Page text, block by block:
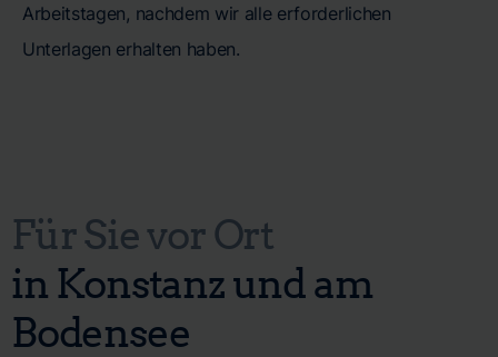
Arbeitstagen, nachdem wir alle erforderlichen
Unterlagen erhalten haben.
Für Sie vor Ort
in Konstanz und am
Bodensee